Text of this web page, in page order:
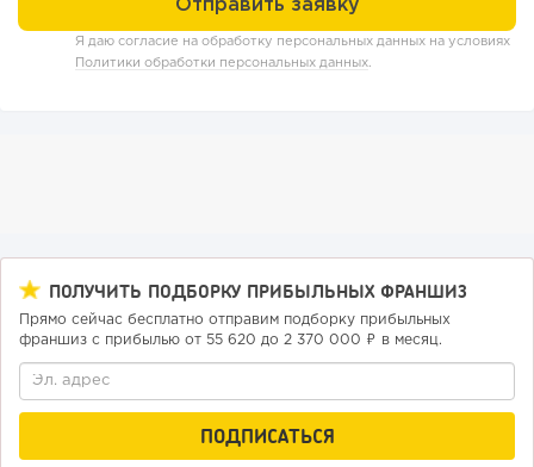
Отзыв SSL-сертификатов у банков: как это влияет на
российский...
Я даю согласие на обработку персональных данных на условиях
Политики обработки персональных данных.
ПОЛУЧИТЬ ПОДБОРКУ ПРИБЫЛЬНЫХ ФРАНШИЗ
Прямо сейчас бесплатно отправим подборку прибыльных
франшиз с прибылью от 55 620 до 2 370 000 ₽ в месяц.